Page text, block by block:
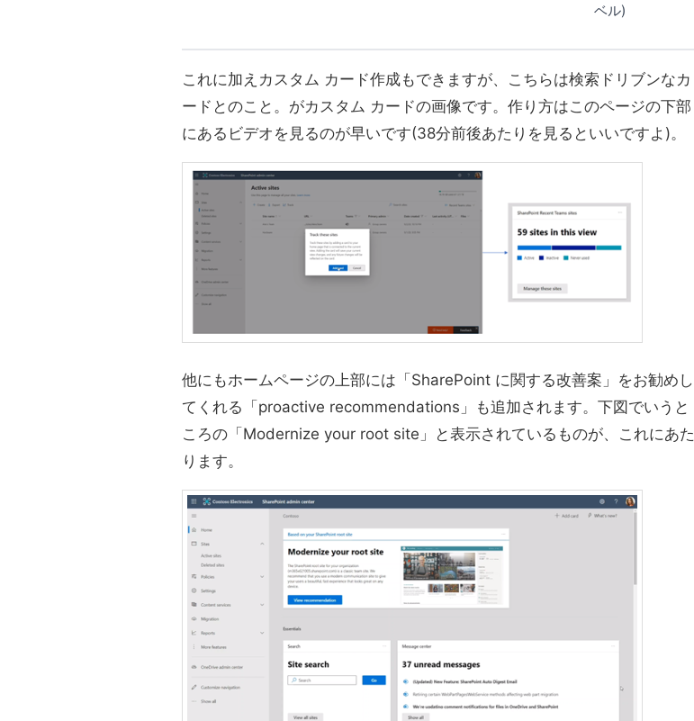
ベル)
これに加えカスタム カード作成もできますが、こちらは検索ドリブンなカ
ードとのこと。がカスタム カードの画像です。作り方はこのページの下部
にあるビデオを見るのが早いです(38分前後あたりを見るといいですよ)。
他にもホームページの上部には「SharePoint に関する改善案」をお勧めし
てくれる「proactive recommendations」も追加されます。下図でいうと
ころの「Modernize your root site」と表示されているものが、これにあた
ります。